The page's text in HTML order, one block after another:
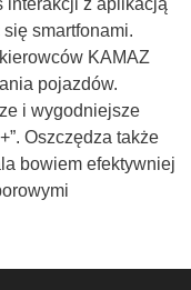
interakcji z aplikacją
smartfonami.
KAMAZ
pojazdów.
i wygodniejsze
Oszczędza także
bowiem efektywniej